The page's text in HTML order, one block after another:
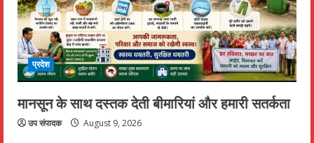
प्रदेश
मानसून के साथ दस्तक देती बीमारियां और हमारी सतर्कता
उप संपादक August 9, 2026